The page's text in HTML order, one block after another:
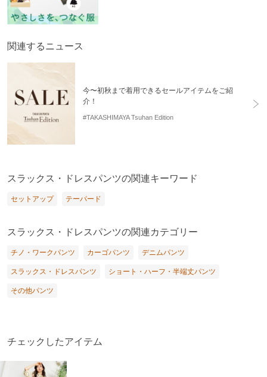
関連するニュース
今〜初秋まで着用できるセールアイテムをご紹
介！
#TAKASHIMAYA Tsuhan Edition
スラックス・ドレスパンツの関連キーワード
セットアップ テーパード
スラックス・ドレスパンツの関連カテゴリー
チノ・ワークパンツ カーゴパンツ デニムパンツ
スラックス・ドレスパンツ ショート・ハーフ・半端丈パンツ
その他パンツ
チェックしたアイテム